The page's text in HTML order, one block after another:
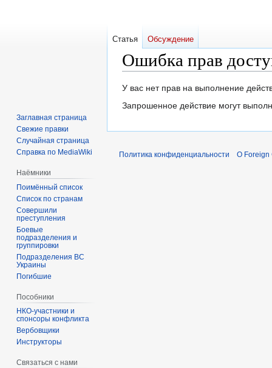
Ошибка прав
Перейти
к
Перейти
к
У вас нет прав на выполнение
Запрошенное действие могут
Статья Обсуждение
Заглавная страница
Свежие правки
Случайная страница
Справка по MediaWiki
Наёмники
Поимённый список
Список по странам
Совершили
преступления
Боевые
подразделения и
группировки
Подразделения ВС
Украины
Погибшие
Пособники
спонсоры конфликта
‏‎Вербовщики
Инструкторы
Связаться с нами
Политика конфиденциальности О Foreign